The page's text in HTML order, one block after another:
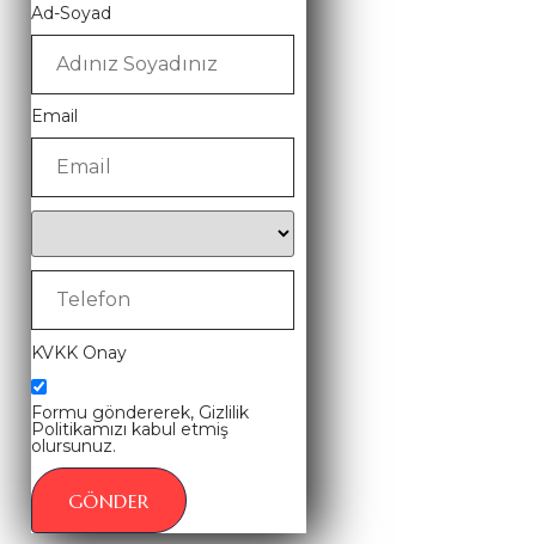
Ad-Soyad
Email
KVKK Onay
Formu göndererek, Gizlilik
Politikamızı kabul etmiş
olursunuz.
GÖNDER